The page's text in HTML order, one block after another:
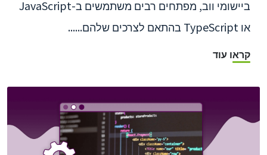
ביישומי ווב, מפתחים רבים משתמשים ב-JavaScript
או TypeScript בהתאם לצרכים שלהם......
קראו עוד